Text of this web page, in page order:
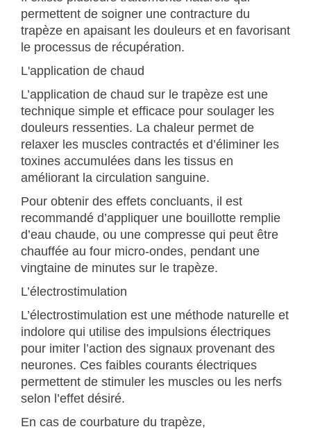
permettent de soigner une contracture du
trapèze en apaisant les douleurs et en favorisant
le processus de récupération.
L'application de chaud
L’application de chaud sur le trapèze est une
technique simple et efficace pour soulager les
douleurs ressenties. La chaleur permet de
relaxer les muscles contractés et d’éliminer les
toxines accumulées dans les tissus en
améliorant la circulation sanguine.
Pour obtenir des effets concluants, il est
recommandé d’appliquer une bouillotte remplie
d’eau chaude, ou une compresse qui peut être
chauffée au four micro-ondes, pendant une
vingtaine de minutes sur le trapèze.
L’électrostimulation
L’électrostimulation est une méthode naturelle et
indolore qui utilise des impulsions électriques
pour imiter l’action des signaux provenant des
neurones. Ces faibles courants électriques
permettent de stimuler les muscles ou les nerfs
selon l’effet désiré.
En cas de courbature du trapèze,